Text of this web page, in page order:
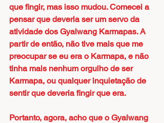
que fingir, mas isso mudou. Comecei a
pensar que deveria ser um servo da
atividade dos Gyalwang Karmapas. A
partir de então, não tive mais que me
preocupar se eu era o Karmapa, e não
tinha mais nenhum orgulho de ser
Karmapa, ou qualquer inquietação de
sentir que deveria fingir que era.
Portanto, agora, acho que o Gyalwang